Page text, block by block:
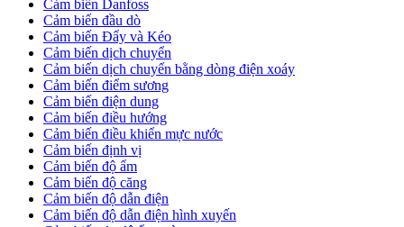
Cảm biến Danfoss
Cảm biến đầu dò
Cảm biến Đẩy và Kéo
Cảm biến dịch chuyển
Cảm biến dịch chuyển bằng dòng điện xoáy
Cảm biến điểm sương
Cảm biến điện dung
Cảm biến điều hướng
Cảm biến điều khiển mực nước
Cảm biến định vị
Cảm biến độ ẩm
Cảm biến độ căng
Cảm biến độ dẫn điện
Cảm biến độ dẫn điện hình xuyến